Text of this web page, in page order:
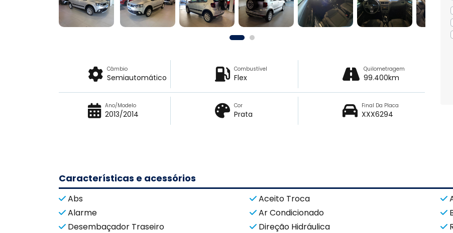
Câmbio
Semiautomático
Combustível
Flex
Quilometragem
99.400km
Ano/Modelo
2013/2014
Cor
Prata
Final Da Placa
XXX6294
Características e acessórios
Abs Aceito Troca
Alarme
Ar Condicionado
Desembaçador Traseiro
Direção Hidráulica